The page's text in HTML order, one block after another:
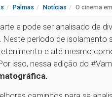
Palmas Notícias O cinema
e pode ser analisado de
Neste período de isolamento
e até mesmo
isso, nessa edição do